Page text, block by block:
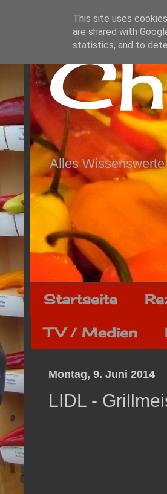
Alles
Startseite
TV / Medien
Montag, 9. Juni 2014
LIDL -
This site uses
are shared with
statistics, and to